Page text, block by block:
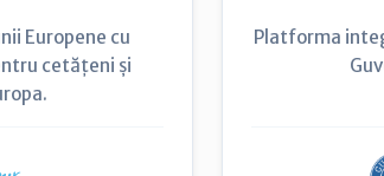
Europene cu
cetățeni și
Platforma